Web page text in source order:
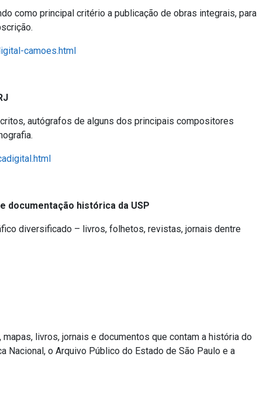
como principal critério a publicação de obras integrais, para
camoes.html
autógrafos de alguns dos principais compositores
documentação histórica da USP
diversificado – livros, folhetos, revistas, jornais dentre
livros, jornais e documentos que contam a história do
Nacional, o Arquivo Público do Estado de São Paulo e a